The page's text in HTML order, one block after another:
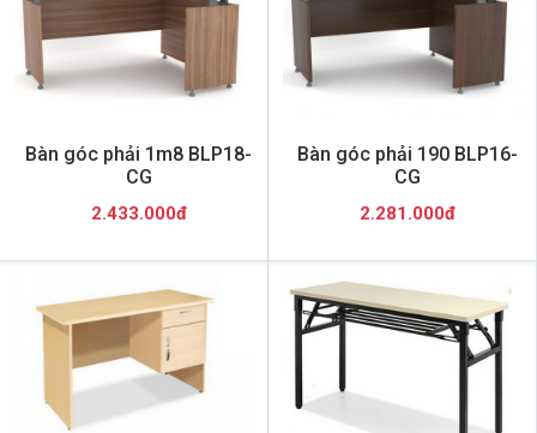
Bàn góc phải 1m8 BLP18-
CG
2.433.000đ
Bàn góc phải 190 BLP16-
CG
2.281.000đ